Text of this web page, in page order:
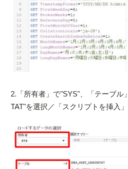
2.「所有者」で"SYS"、「テーブル
TAT"を選択／「スクリプトを挿入